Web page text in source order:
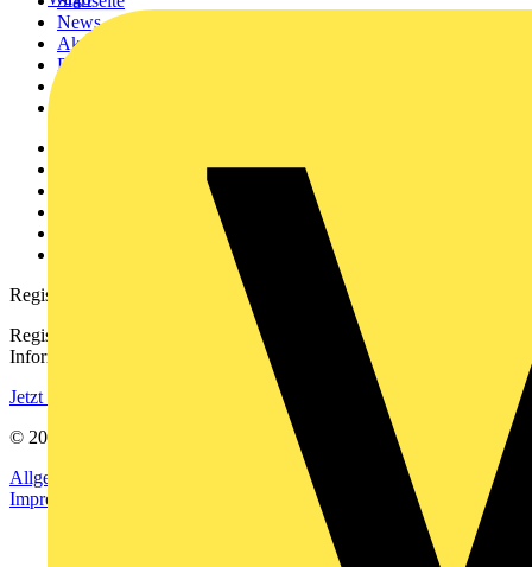
News
Akademie
Produktsuche
Downloadbereich (PDFs)
Häufig gestellte Fragen
Registrierung
Registrieren Sie sich kostenlos und erhalten Sie stets aktuelle
Informationen aus der Elektroindustrie.
Jetzt registrieren
© 2002-
Allgemeine Geschäftsbedingungen
Datenschutzerklärung
Impressum